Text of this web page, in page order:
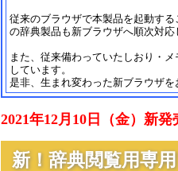
従来のブラウザで本製品を起動す
の辞典製品も新ブラウザへ順次対
また、従来備わっていたしおり・
しています。
是非、生まれ変わった新ブラウザ
2021年12月10日（金）新発
新！辞典閲覧用専